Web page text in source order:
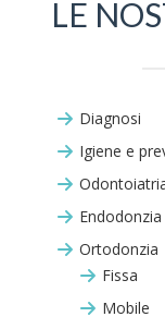
LE
Diagnosi
Igiene e
Endodonzia
Ortodonzia
Fissa
Mobile